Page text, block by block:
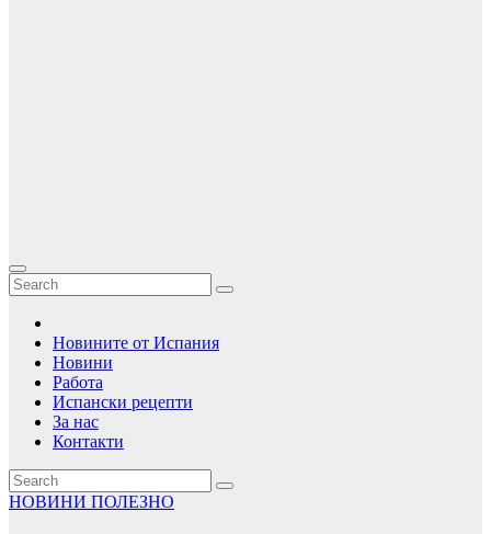
Новините от Испания
Новини
Работа
Испански рецепти
За нас
Контакти
НОВИНИ ПОЛЕЗНО